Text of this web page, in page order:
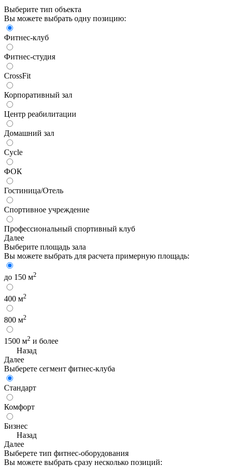
Выберите тип объекта
Вы можете выбрать одну позицию:
Фитнес-клуб
Фитнес-студия
CrossFit
Корпоративный зал
Центр реабилитации
Домашний зал
Cycle
ФОК
Гостиница/Отель
Спортивное учреждение
Профессиональный спортивный клуб
Далее
Выберите площадь зала
Вы можете выбрать для расчета примерную площадь:
до 150 м2
400 м2
800 м2
1500 м2 и более
Назад
Далее
Выберете сегмент фитнес-клуба
Стандарт
Комфорт
Бизнес
Назад
Далее
Выберете тип фитнес-оборудования
Вы можете выбрать сразу несколько позиций: